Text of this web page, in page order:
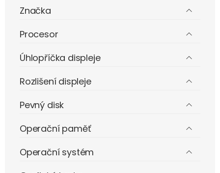
Značka
Procesor
Úhlopříčka displeje
Rozlišení displeje
Pevný disk
Operační paměť
Operační systém